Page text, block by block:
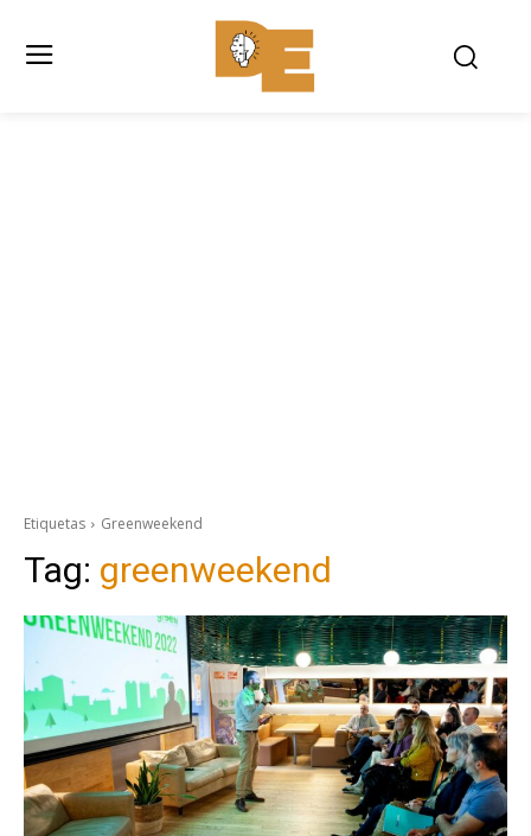
Etiquetas Greenweekend
Tag: greenweekend